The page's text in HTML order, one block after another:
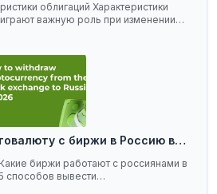
облигаций Характеристики
важную роль при изменении
с биржи в Россию в…
биржи работают с россиянами в
способов вывести…